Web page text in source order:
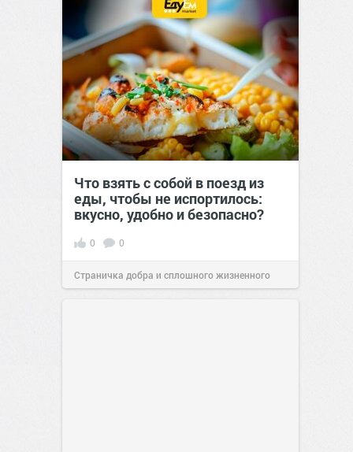
Что взять с собой в поезд из
еды, чтобы не испортилось:
вкусно, удобно и безопасно?
0 0
Страничка добра и сплошного жизненного